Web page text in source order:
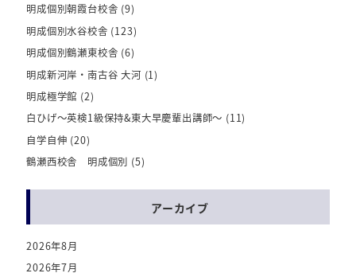
明成個別朝霞台校舎 (9)
明成個別水谷校舎 (123)
明成個別鶴瀬東校舎 (6)
明成新河岸・南古谷 大河 (1)
明成極学館 (2)
白ひげ～英検1級保持&東大早慶輩出講師～ (11)
自学自伸 (20)
鶴瀬西校舎 明成個別 (5)
アーカイブ
2026年8月
2026年7月